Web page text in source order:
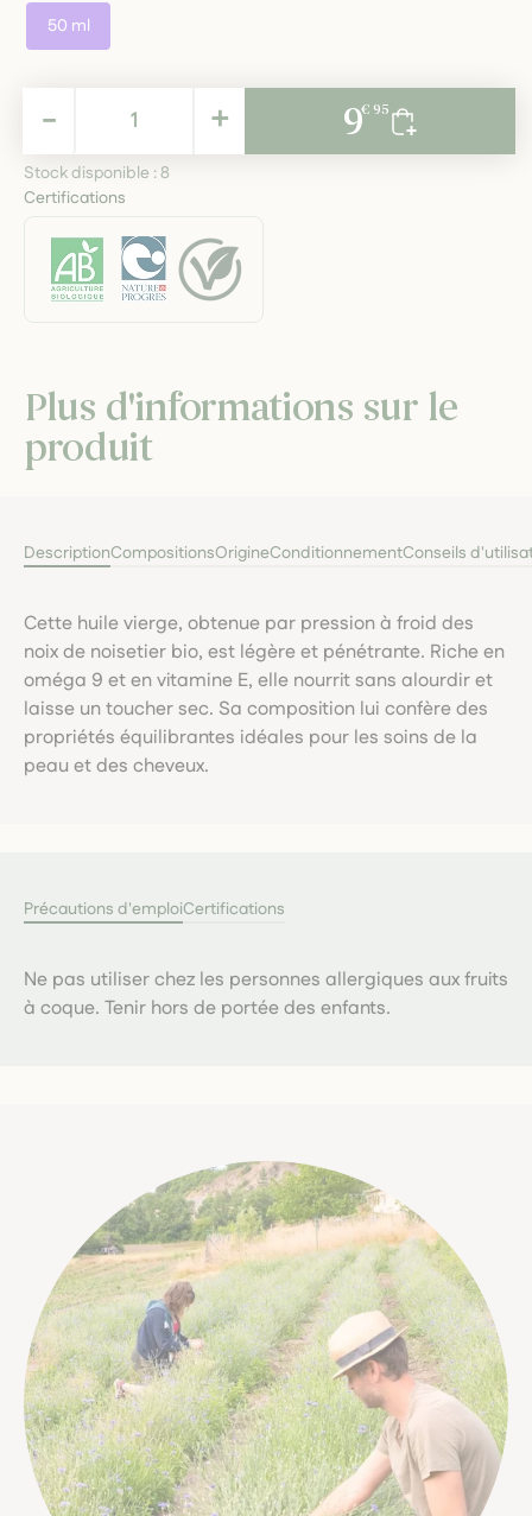
50 ml
9,95 € +
- 9€ 95
Stock disponible :8
Certifications
Plus d'informations sur le
produit
DescriptionCompositionsOrigineConditionnementConseils
Cette huile vierge, obtenue par pression à froid des
noix de noisetier bio, est légère et pénétrante. Riche en
oméga 9 et en vitamine E, elle nourrit sans alourdir et
laisse un toucher sec. Sa composition lui confère des
propriétés équilibrantes idéales pour les soins de la
peau et des cheveux.
Précautions d'emploiCertifications
Ne pas utiliser chez les personnes allergiques aux fruits
à coque. Tenir hors de portée des enfants.